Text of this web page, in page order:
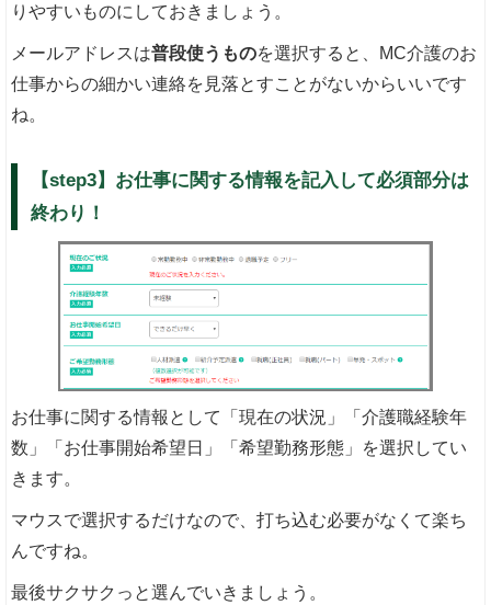
りやすいものにしておきましょう。
メールアドレスは普段使うものを選択すると、MC介護のお
仕事からの細かい連絡を見落とすことがないからいいです
ね。
【step3】お仕事に関する情報を記入して必須部分は
終わり！
お仕事に関する情報として「現在の状況」「介護職経験年
数」「お仕事開始希望日」「希望勤務形態」を選択してい
きます。
マウスで選択するだけなので、打ち込む必要がなくて楽ち
んですね。
最後サクサクっと選んでいきましょう。